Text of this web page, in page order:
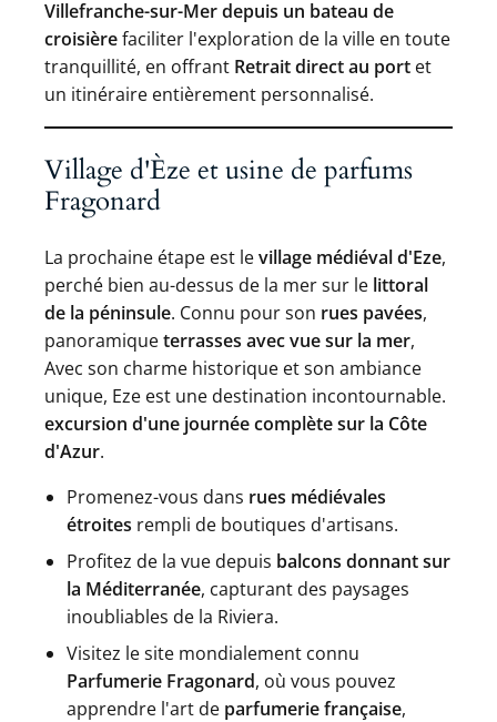
Villefranche-sur-Mer depuis un bateau de
croisièrefaciliter l'exploration de la ville en toute
tranquillité, en offrant Retrait direct au port et
un itinéraire entièrement personnalisé.
Village d'Èze et usine de parfums
Fragonard
La prochaine étape est levillage médiéval d'Eze,
perché bien au-dessus de la mer sur le littoral
de la péninsule. Connu pour son rues pavées,
panoramiqueterrasses avec vue sur la mer,
Avec son charme historique et son ambiance
unique, Eze est une destination incontournable.
excursion d'une journée complète sur la Côte
d'Azur.
Promenez-vous dans rues médiévales
étroites rempli de boutiques d'artisans.
Profitez de la vue depuis balcons donnant sur
la Méditerranée, capturant des paysages
inoubliables de la Riviera.
Visitez le site mondialement connu
Parfumerie Fragonard, où vous pouvez
apprendre l'art de parfumerie française,